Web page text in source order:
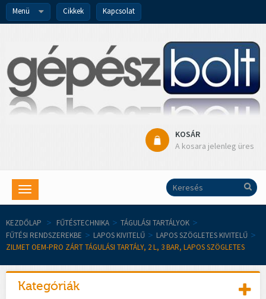
Menü Cikkek Kapcsolat
KOSÁR
A kosara jelenleg üres
Toggle
navigation
KEZDŐLAP > FŰTÉSTECHNIKA > TÁGULÁSI TARTÁLYOK >
FŰTÉSI RENDSZEREKBE > LAPOS KIVITELŰ > LAPOS SZÖGLETES KIVITELŰ >
ZILMET OEM-PRO ZÁRT TÁGULÁSI TARTÁLY, 2 L, 3 BAR, LAPOS SZÖGLETES
Kategóriák